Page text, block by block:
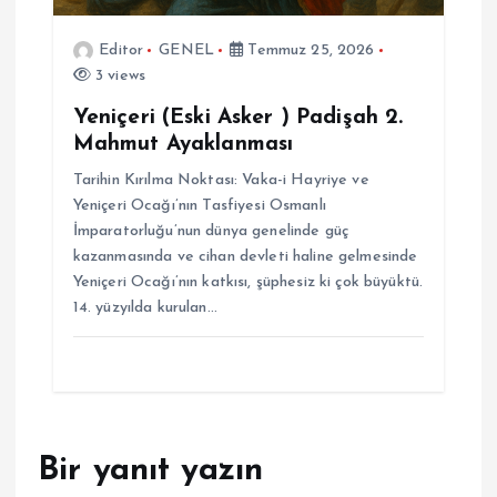
Editor GENEL
Temmuz 25, 2026
3 views
Yeniçeri (Eski Asker ) Padişah 2.
Mahmut Ayaklanması
Tarihin Kırılma Noktası: Vaka-i Hayriye ve
Yeniçeri Ocağı’nın Tasfiyesi Osmanlı
İmparatorluğu’nun dünya genelinde güç
kazanmasında ve cihan devleti haline gelmesinde
Yeniçeri Ocağı’nın katkısı, şüphesiz ki çok büyüktü.
14. yüzyılda kurulan…
Bir yanıt yazın